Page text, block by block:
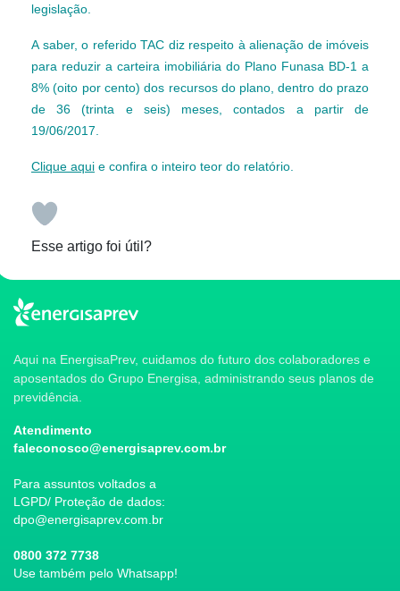
legislação.
A saber, o referido TAC diz respeito à alienação de imóveis
para reduzir a carteira imobiliária do Plano Funasa BD-1 a
8% (oito por cento) dos recursos do plano, dentro do prazo
de 36 (trinta e seis) meses, contados a partir de
19/06/2017.
Clique aqui e confira o inteiro teor do relatório.
Esse artigo foi útil?
Aqui na EnergisaPrev, cuidamos do futuro dos colaboradores e
aposentados do Grupo Energisa, administrando seus planos de
previdência.
Atendimento
faleconosco@energisaprev.com.br
Para assuntos voltados a
LGPD/ Proteção de dados:
dpo@energisaprev.com.br
0800 372 7738
Use também pelo Whatsapp!